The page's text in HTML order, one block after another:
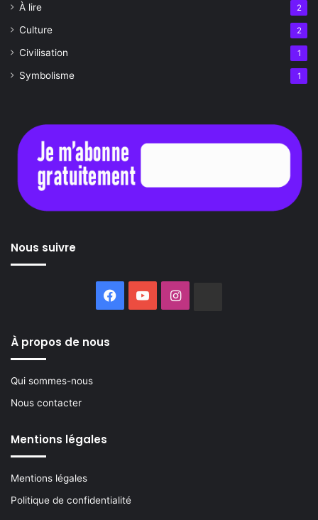
À lire 2
Culture 2
Civilisation 1
Symbolisme 1
Nous suivre
Facebook
YouTubeInstagram
À propos de nous
Qui sommes-nous
Nous contacter
Mentions légales
Mentions légales
Politique de confidentialité